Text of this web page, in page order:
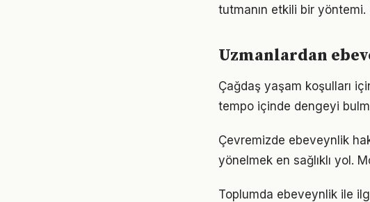
tutmanın etkili bir
Uzmanlardan
Çağdaş yaşam koşulları
tempo içinde dengeyi
Çevremizde ebeveynlik
yönelmek en sağlıklı yol.
Toplumda ebeveynlik ile